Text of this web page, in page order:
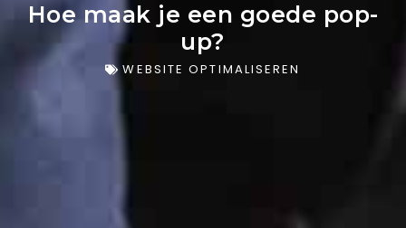
Hoe maak je een goede pop-
up?
WEBSITE OPTIMALISEREN